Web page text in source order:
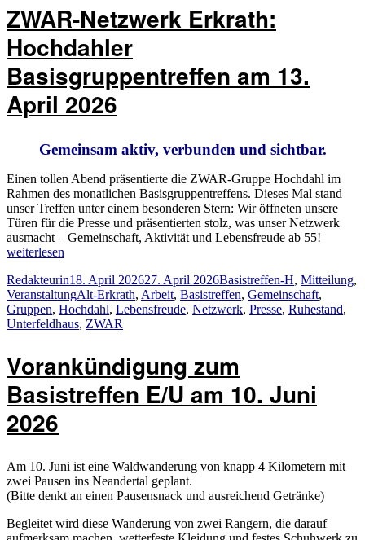
ZWAR-Netzwerk Erkrath:
Hochdahler
Basisgruppentreffen am 13.
April 2026
Gemeinsam aktiv, verbunden und sichtbar.
Einen tollen Abend präsentierte die ZWAR-Gruppe Hochdahl im
Rahmen des monatlichen Basisgruppentreffens. Dieses Mal stand
unser Treffen unter einem besonderen Stern: Wir öffneten unsere
Türen für die Presse und präsentierten stolz, was unser Netzwerk
ausmacht – Gemeinschaft, Aktivität und Lebensfreude ab 55!
am
weiterlesen
Autor
RedakteurinVeröffentlicht
am
18. April 202627. April 2026Kategorien
Basistreffen-H, Mitteilung,
VeranstaltungSchlagwörter
Alt-Erkrath, Arbeit, Basistreffen, Gemeinschaft,
Gruppen, Hochdahl, Lebensfreude, Netzwerk, Presse, Ruhestand,
Unterfeldhaus, ZWAR
Vorankündigung zum
Basistreffen E/U am 10. Juni
2026
Am 10. Juni ist eine Waldwanderung von knapp 4 Kilometern mit
zwei Pausen ins Neandertal geplant.
(Bitte denkt an einen Pausensnack und ausreichend Getränke)
Begleitet wird diese Wanderung von zwei Rangern, die darauf